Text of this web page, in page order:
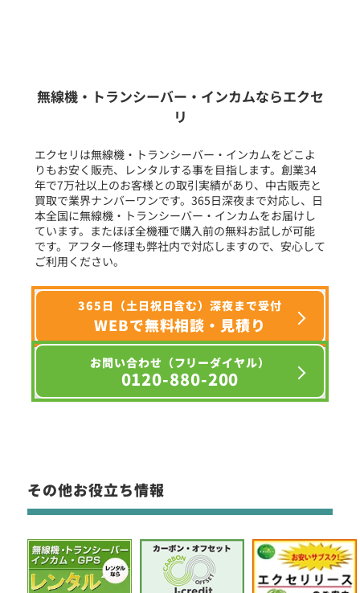
フリーワード入力(製品名等)
選択条件をリセット
無線機・トランシーバー・インカムならエクセ
リ
エクセリは無線機・トランシーバー・インカムをどこよ
りもお安く販売、レンタルする事を目指します。創業34
年で7万社以上のお客様との取引実績があり、中古販売と
買取で業界ナンバーワンです。365日深夜まで対応し、日
本全国に無線機・トランシーバー・インカムをお届けし
ています。またほぼ全機種で購入前の無料お試しが可能
です。アフター修理も弊社内で対応しますので、安心して
ご利用ください。
365日（土日祝日含む）深夜まで受付
WEBで無料相談・見積り
お問い合わせ（フリーダイヤル）
0120-880-200
その他お役立ち情報